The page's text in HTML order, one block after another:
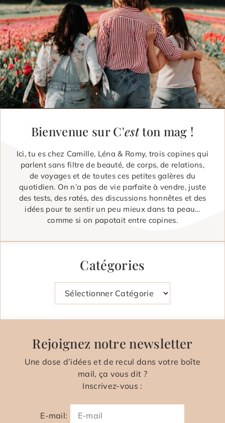
Bienvenue sur C'estton mag !
Ici, tu es chez Camille, Léna & Romy, trois copines qui
parlent sans filtre de beauté, de corps, de relations,
de voyages et de toutes ces petites galères du
quotidien. On n’a pas de vie parfaite à vendre, juste
des tests, des ratés, des discussions honnêtes et des
idées pour te sentir un peu mieux dans ta peau…
comme si on papotait entre copines.
Catégories
Rejoignez notre newsletter
Une dose d’idées et de recul dans votre boîte
mail, ça vous dit ?
Inscrivez-vous :
E-mail: